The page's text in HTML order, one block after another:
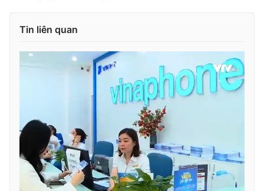
Đài Truyền hình Việt Nam
Thời báo VTV
Giấy phép hoạt động báo in và báo điện tử số 483/GP-BTTTT
cấp ngày 29/12/2023
Tổng Biên tập: Vũ Thanh Thủy
Phó Tổng Biên tập:Nguyễn Thị Mỹ Hạnh, Phạm Quốc Thắng,
Nguyễn Trọng Ninh
Tổng đài VTV:024.38 355 931 - 024.38 355 932
Tin liên quan